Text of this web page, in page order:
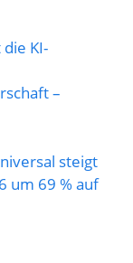
KI-
–
steigt
um 69 % auf